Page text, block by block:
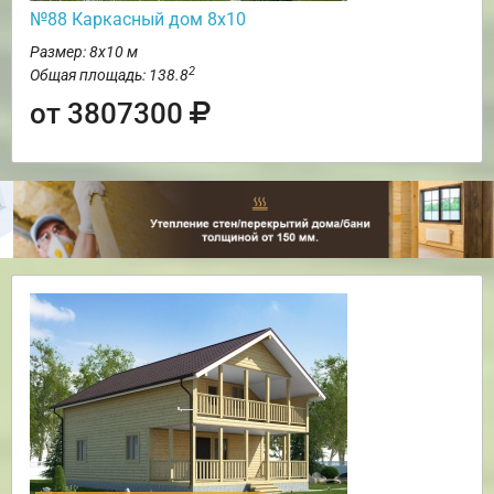
№88 Каркасный дом 8х10
Размер: 8х10 м
Общая площадь: 138.82
от 3807300